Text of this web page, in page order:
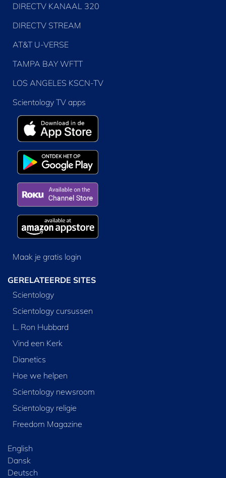
DIRECTV KANAAL 320
DIRECTV STREAM
AT&T U-VERSE
TAMPA BAY WFTT
LOS ANGELES KSCN-TV
Scientology TV apps
Maak je gratis login
GERELATEERDE SITES
Scientology
Scientology cursussen
L. Ron Hubbard
Vind een Kerk
Dianetics
Hoe we helpen
Scientology newsroom
Scientology religie
Freedom Magazine
English
Dansk
Deutsch